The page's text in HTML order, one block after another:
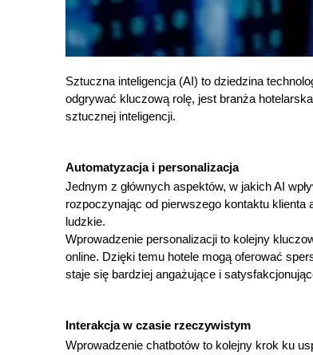
Sztuczna inteligencja (AI) to dziedzina
odgrywać kluczową rolę, jest branża
sztucznej inteligencji.
Automatyzacja i personalizacja
Jednym z głównych aspektów, w jakich AI
rozpoczynając od pierwszego kontaktu klienta
ludzkie.
Wprowadzenie personalizacji to kolejny
online. Dzięki temu hotele mogą oferować
staje się bardziej angażujące i
Interakcja w czasie rzeczywistym
Wprowadzenie chatbotów to kolejny krok ku